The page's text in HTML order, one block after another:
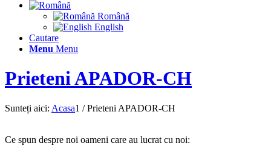
Română
English
Cautare
Menu Menu
Prieteni APADOR-CH
Sunteți aici: Acasa1 / Prieteni APADOR-CH
Ce spun despre noi oameni care au lucrat cu noi: